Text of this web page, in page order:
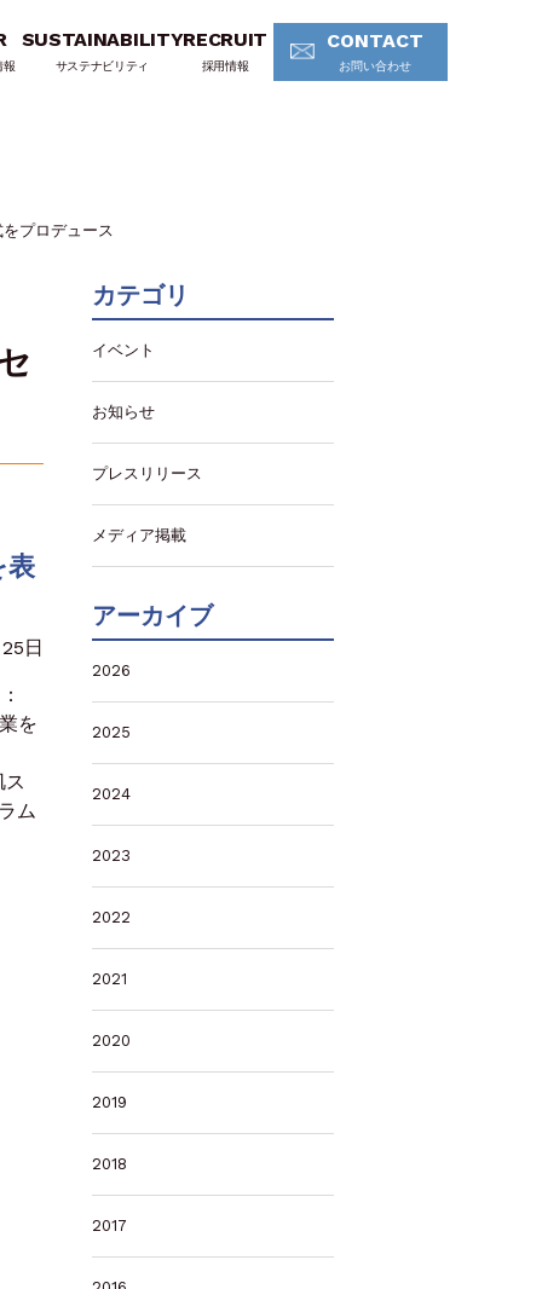
報
SUSTAINABILITY
サステナビリティ
RECRUIT
採用情報
CONTACT
お問い合わせ
プロデュース
表
日
を
ム
カテゴリ
イベント
お知らせ
プレスリリース
メディア掲載
アーカイブ
2026
2025
2024
2023
2022
2021
2020
2019
2018
2017